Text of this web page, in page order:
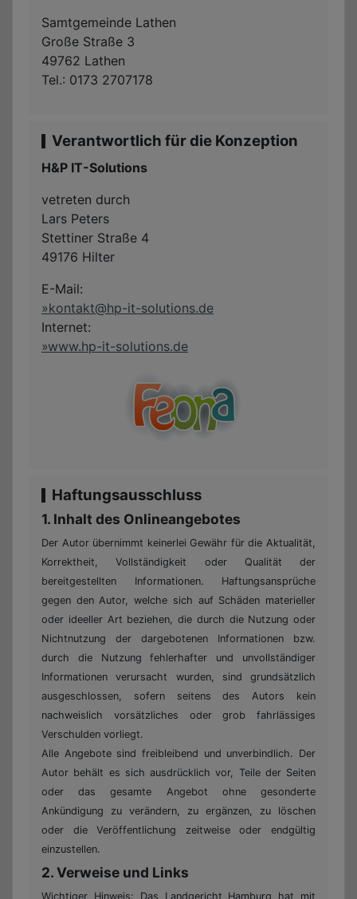
Samtgemeinde Lathen
Große Straße 3
49762 Lathen
Tel.: 0173 2707178
Verantwortlich für die Konzeption
H&P IT-Solutions
vetreten durch
Lars Peters
Stettiner Straße 4
49176 Hilter
E-Mail:
kontakt@hp-it-solutions.de
Internet:
www.hp-it-solutions.de
Haftungsausschluss
1. Inhalt des Onlineangebotes
Der Autor übernimmt keinerlei Gewähr für die Aktualität,
Korrektheit, Vollständigkeit oder Qualität der
bereitgestellten Informationen. Haftungsansprüche
gegen den Autor, welche sich auf Schäden materieller
oder ideeller Art beziehen, die durch die Nutzung oder
Nichtnutzung der dargebotenen Informationen bzw.
durch die Nutzung fehlerhafter und unvollständiger
Informationen verursacht wurden, sind grundsätzlich
ausgeschlossen, sofern seitens des Autors kein
nachweislich vorsätzliches oder grob fahrlässiges
Verschulden vorliegt.
Alle Angebote sind freibleibend und unverbindlich. Der
Autor behält es sich ausdrücklich vor, Teile der Seiten
oder das gesamte Angebot ohne gesonderte
Ankündigung zu verändern, zu ergänzen, zu löschen
oder die Veröffentlichung zeitweise oder endgültig
einzustellen.
2. Verweise und Links
Wichtiger Hinweis: Das Landgericht Hamburg hat mit